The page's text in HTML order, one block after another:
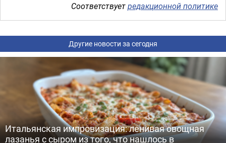
Соответствуетредакционной политике
Другие новости за сегодня
Итальянская импровизация: ленивая овощная
лазанья с сыром из того, что нашлось в